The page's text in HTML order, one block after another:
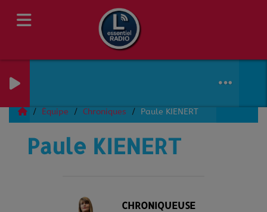
Équipe Chroniques Paule KIENERT
Paule KIENERT
CHRONIQUEUSE